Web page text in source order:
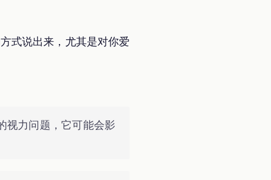
式说出来，尤其是对你爱
视力问题，它可能会影